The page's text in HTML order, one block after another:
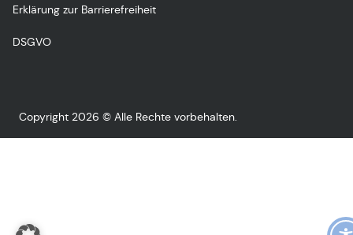
Erklärung zur Barrierefreiheit
DSGVO
Copyright 2026 © Alle Rechte vorbehalten.